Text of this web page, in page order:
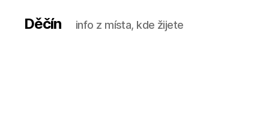
Děčín info z místa, kde žijete